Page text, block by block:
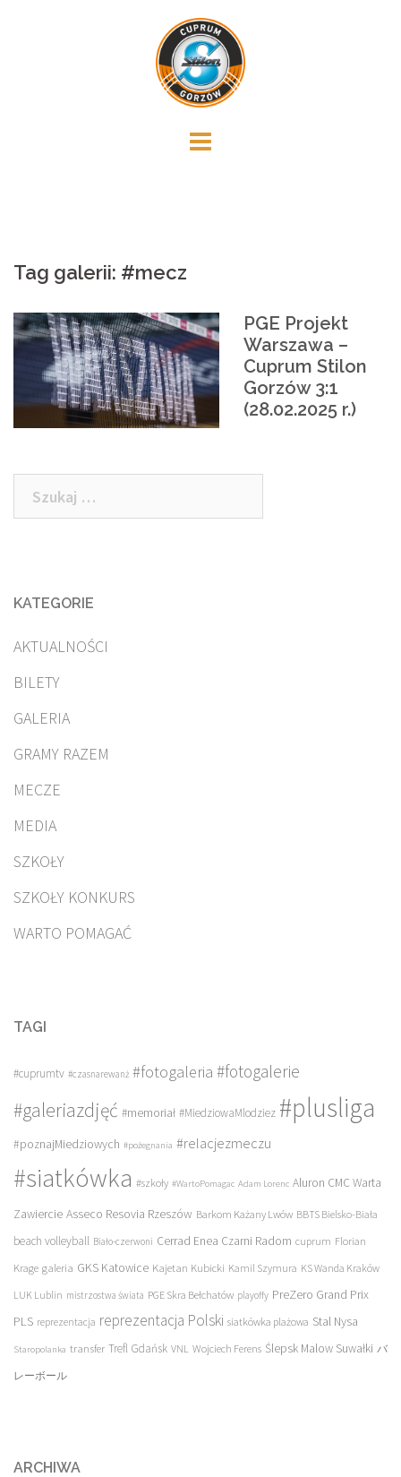
Tag galerii: #mecz
PGE Projekt
Warszawa –
Cuprum Stilon
Gorzów 3:1
(28.02.2025 r.)
Szukaj:
KATEGORIE
AKTUALNOŚCI
BILETY
GALERIA
GRAMY RAZEM
MECZE
MEDIA
SZKOŁY
SZKOŁY KONKURS
WARTO POMAGAĆ
TAGI
#cuprumtv #czasnarewanż #fotogaleria #fotogalerie
#galeriazdjęć #memoriał #MiedziowaMlodziez #plusliga
#poznajMiedziowych #pożegnania #relacjezmeczu
#siatkówka #szkoły #WartoPomagac Adam Lorenc Aluron CMC Warta
Zawiercie Asseco Resovia Rzeszów Barkom Każany Lwów BBTS Bielsko-Biała
beach volleyball Biało-czerwoni Cerrad Enea Czarni Radom cuprum Florian
Krage galeria GKS Katowice Kajetan Kubicki Kamil Szymura KS Wanda Kraków
LUK Lublin mistrzostwa świata PGE Skra Bełchatów playoffy PreZero Grand Prix
PLS reprezentacja reprezentacja Polski siatkówka plażowa Stal Nysa
Staropolanka transfer Trefl Gdańsk VNL Wojciech Ferens Ślepsk Malow Suwałki バ
レーボール
ARCHIWA